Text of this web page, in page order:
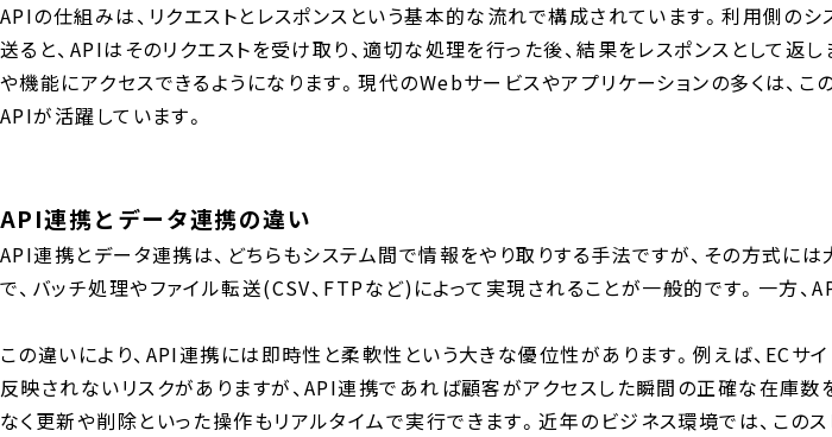
APIの仕組みは、リクエストとレスポンスという基本的な流れで構成されています。利用側のシ
送ると、APIはそのリクエストを受け取り、適切な処理を行った後、結果をレスポンスとして
や機能にアクセスできるようになります。現代のWebサービスやアプリケーションの多くは
APIが活躍しています。
API連携とデータ連携の違い
API連携とデータ連携は、どちらもシステム間で情報をやり取りする手法ですが、その方式に
で、バッチ処理やファイル転送(CSV、FTPなど)によって実現されることが一般的です。一方
この違いにより、API連携には即時性と柔軟性という大きな優位性があります。例えば、EC
反映されないリスクがありますが、API連携であれば顧客がアクセスした瞬間の正確な在庫
なく更新や削除といった操作もリアルタイムで実行できます。近年のビジネス環境では、こ